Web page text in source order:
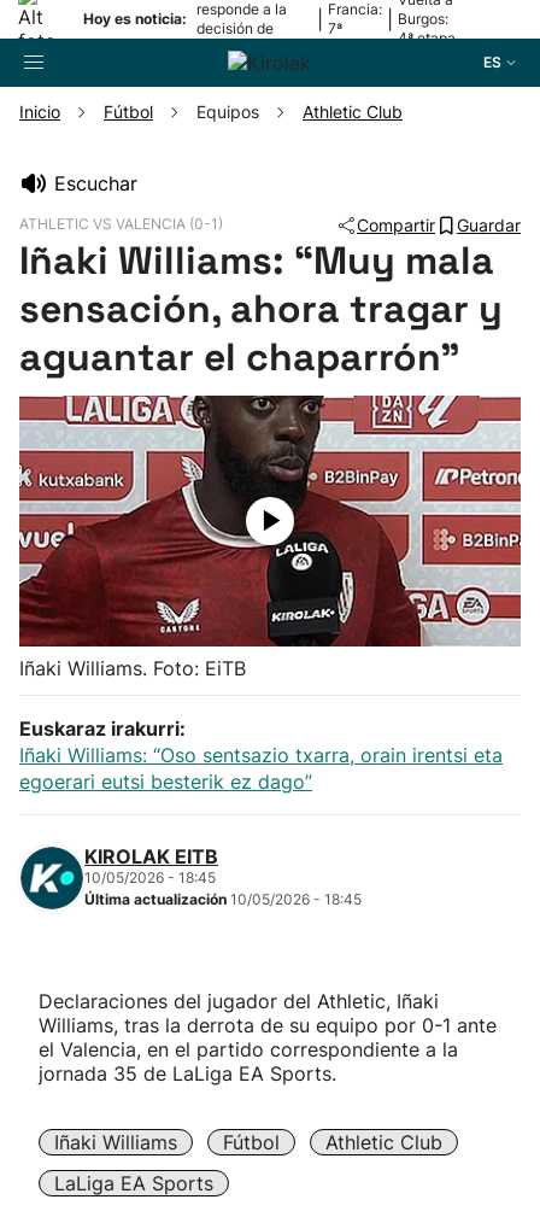
Hoy es noticia:
responde a la
decisión de
Oriamendi
Francia:
7ª
Burgos:
4ª etapa
ES
Pelota
Remo
Baloncesto
Ciclismo
Herri-kirolak
Balonmano
Atletismo
Carreras de montaña
Más deportes
Inicio Fútbol Equipos Athletic Club
Escuchar
ATHLETIC VS VALENCIA (0-1) Compartir Guardar
Iñaki Williams: “Muy mala
sensación, ahora tragar y
aguantar el chaparrón”
Iñaki Williams. Foto: EiTB
Euskaraz irakurri:
Iñaki Williams: “Oso sentsazio txarra, orain irentsi eta
egoerari eutsi besterik ez dago”
KIROLAK EITB
10/05/2026 - 18:45
Última actualización 10/05/2026 - 18:45
Declaraciones del jugador del Athletic, Iñaki
Williams, tras la derrota de su equipo por 0-1 ante
el Valencia, en el partido correspondiente a la
jornada 35 de LaLiga EA Sports.
Iñaki Williams Fútbol
Athletic Club
LaLiga EA Sports